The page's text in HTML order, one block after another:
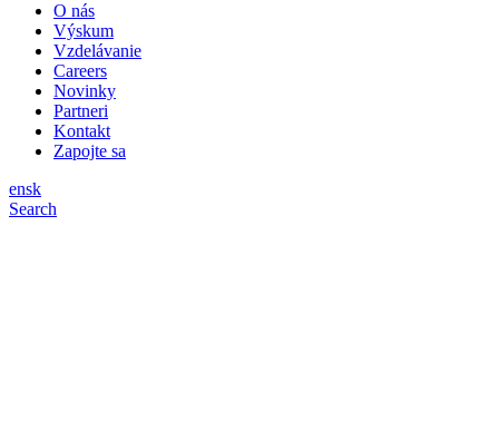
O nás
Výskum
Vzdelávanie
Careers
Novinky
Partneri
Kontakt
Zapojte sa
ensk
Search